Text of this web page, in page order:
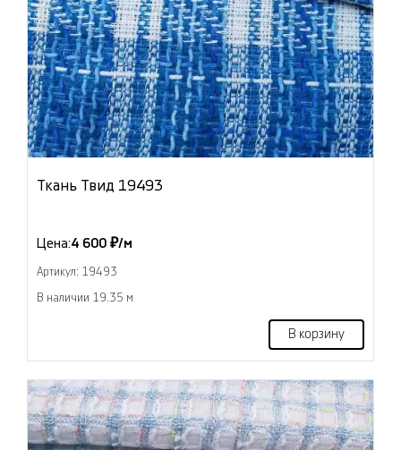
Ткань Твид 19493
Цена:4 600 ₽/м
Артикул: 19493
В наличии 19.35 м
В корзину